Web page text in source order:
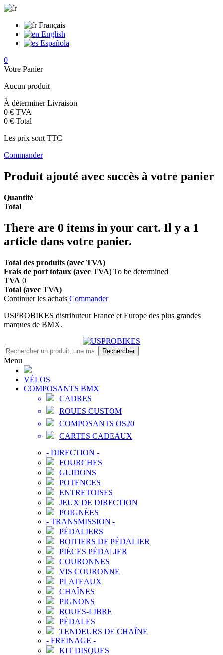
Français
English
Española
0
Votre Panier
Aucun produit
À déterminerLivraison
0 € TVA
0 € Total
Les prix sont TTC
Commander
Produit ajouté avec succès à votre panier
Quantité
Total
There are 0 items in your cart. Il y a 1
article dans votre panier.
Total des produits (avec TVA)
Frais de port totaux (avec TVA) To be determined
TVA 0
Total (avec TVA)
Continuer les achats Commander
USPROBIKES distributeur France et Europe des plus grandes
marques de BMX.
Rechercher
Menu
VÉLOS
COMPOSANTS BMX
CADRES
ROUES CUSTOM
COMPOSANTS OS20
CARTES CADEAUX
- DIRECTION -
FOURCHES
GUIDONS
POTENCES
ENTRETOISES
JEUX DE DIRECTION
POIGNÉES
- TRANSMISSION -
PÉDALIERS
BOITIERS DE PÉDALIER
PIÈCES PÉDALIER
COURONNES
VIS COURONNE
PLATEAUX
CHAÎNES
PIGNONS
ROUES-LIBRE
PÉDALES
TENDEURS DE CHAÎNE
- FREINAGE -
KIT DISQUES